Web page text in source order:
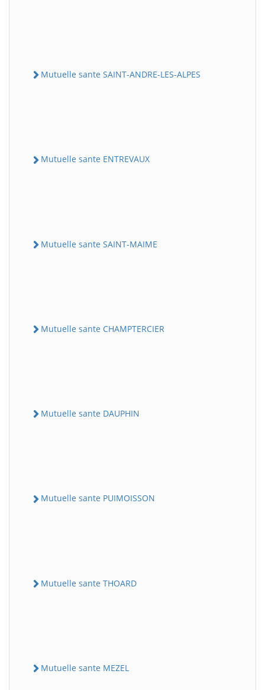
Mutuelle sante SAINT-ANDRE-LES-ALPES
Mutuelle sante ENTREVAUX
Mutuelle sante SAINT-MAIME
Mutuelle sante CHAMPTERCIER
Mutuelle sante DAUPHIN
Mutuelle sante PUIMOISSON
Mutuelle sante THOARD
Mutuelle sante MEZEL